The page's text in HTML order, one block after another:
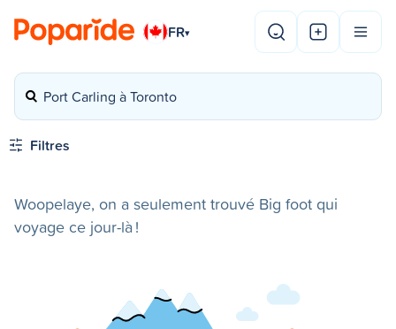
FR▾
Port Carling à Toronto
Filtres
Woopelaye, on a seulement trouvé Big foot qui
voyage ce jour-là !